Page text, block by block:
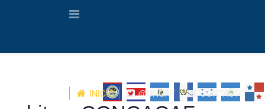
INICIO @UNCAF CONTACTO